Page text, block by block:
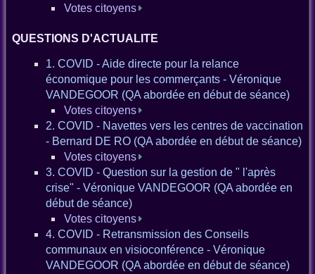
Votes citoyens
QUESTIONS D'ACTUALITE
1. COVID - Aide directe pour la relance
économique pour les commerçants - Véronique
VANDEGOOR (QA abordée en début de séance)
Votes citoyens
2. COVID - Navettes vers les centres de vaccination
- Bernard DE RO (QA abordée en début de séance)
Votes citoyens
3. COVID - Question sur la gestion de " l'après
crise" - Véronique VANDEGOOR (QA abordée en
début de séance)
Votes citoyens
4. COVID - Retransmission des Conseils
communaux en visioconférence - Véronique
VANDEGOOR (QA abordée en début de séance)